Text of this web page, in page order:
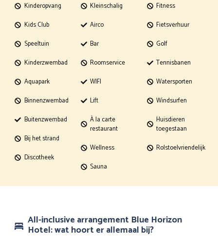
Kinderopvang
Kids Club
Speeltuin
Kinderzwembad
Aquapark
Binnenzwembad
Buitenzwembad
Bij het strand
Discotheek
Kleinschalig
Airco
Bar
Roomservice
WIFI
Lift
À la carte
restaurant
Wellness
Sauna
Fitness
Fietsverhuur
Golf
Tennisbanen
Watersporten
Windsurfen
Huisdieren
toegestaan
Rolstoelvriendelijk
All-inclusive arrangement Blue Horizon
Hotel: wat hoort er allemaal bij?